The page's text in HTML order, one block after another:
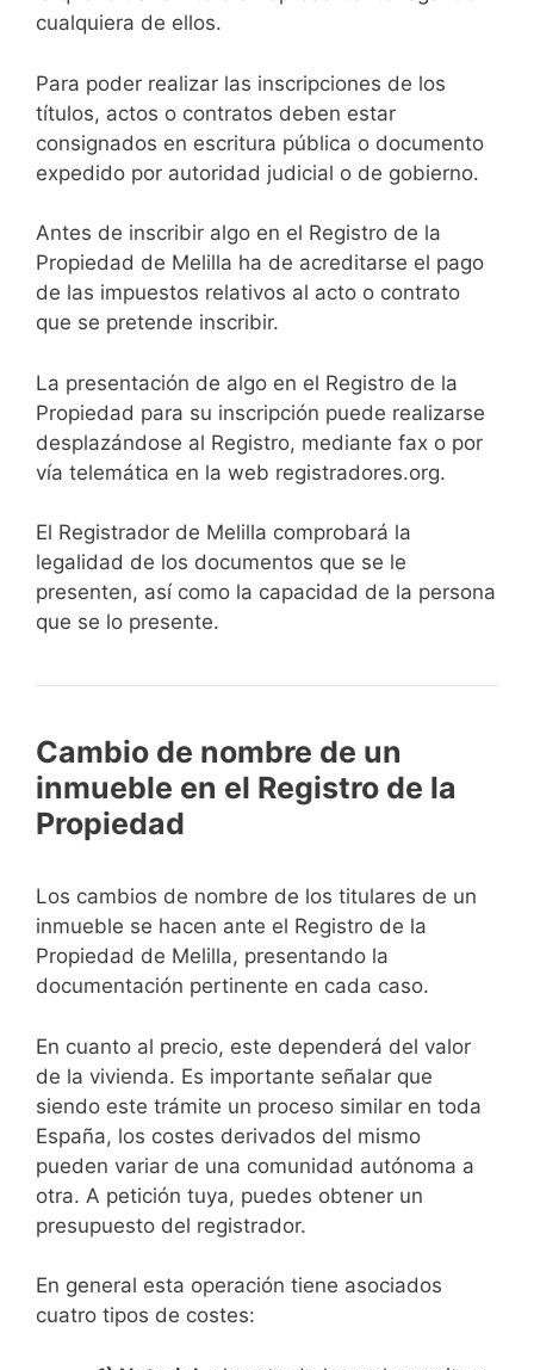
cualquiera de ellos.
Para poder realizar las inscripciones de los
títulos, actos o contratos deben estar
consignados en escritura pública o documento
expedido por autoridad judicial o de gobierno.
Antes de inscribir algo en el Registro de la
Propiedad de Melilla ha de acreditarse el pago
de las impuestos relativos al acto o contrato
que se pretende inscribir.
La presentación de algo en el Registro de la
Propiedad para su inscripción puede realizarse
desplazándose al Registro, mediante fax o por
vía telemática en la web registradores.org.
El Registrador de Melilla comprobará la
legalidad de los documentos que se le
presenten, así como la capacidad de la persona
que se lo presente.
Cambio de nombre de un
inmueble en el Registro de la
Propiedad
Los cambios de nombre de los titulares de un
inmueble se hacen ante el Registro de la
Propiedad de Melilla, presentando la
documentación pertinente en cada caso.
En cuanto al precio, este dependerá del valor
de la vivienda. Es importante señalar que
siendo este trámite un proceso similar en toda
España, los costes derivados del mismo
pueden variar de una comunidad autónoma a
otra. A petición tuya, puedes obtener un
presupuesto del registrador.
En general esta operación tiene asociados
cuatro tipos de costes: